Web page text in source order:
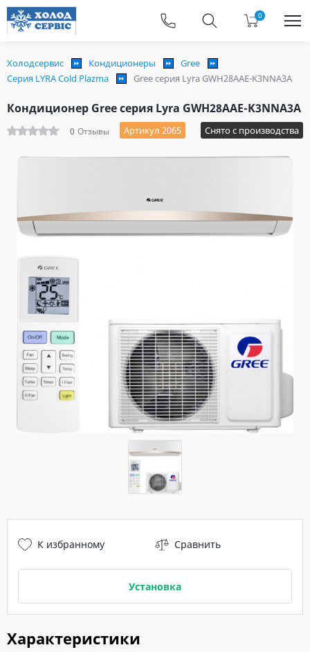
0
Холодсервис Кондиционеры
Gree
Серия LYRA Cold Plazma
Gree серия Lyra GWH28AAE-K3NNA3A
Кондиционер Gree серия Lyra GWH28AAE-K3NNA3A
0 Отзывы Артикул 2065 Снято с производства
Характеристики
К избранному Сравнить
Установка